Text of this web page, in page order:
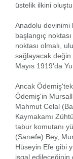
üstelik ilkini
Anadolu devinimi
başlangıç
noktası olmalı,
sağlayacak değin
Mayıs 1919'da
Ancak
Ödemiş'in
Mahmut Celal
Kaymakamı
tabur komutanı
(Sarıefe) Bey,
Hüseyin Efe gibi
işgal edileceğinin